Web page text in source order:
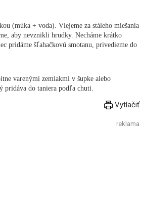
(múka + voda). Vlejeme za stáleho miešania
aby nevznikli hrudky. Necháme krátko
pridáme šľahačkovú smotanu, privedieme do
varenými zemiakmi v šupke alebo
pridáva do taniera podľa chuti.
Vytlačiť
reklama